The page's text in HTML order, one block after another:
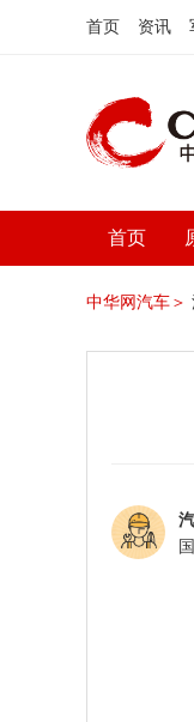
首页 资讯
首页
中华网汽车＞